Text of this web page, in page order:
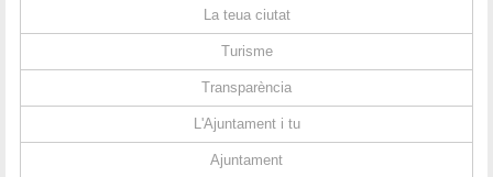
La teua ciutat
Turisme
Transparència
L'Ajuntament i tu
Ajuntament